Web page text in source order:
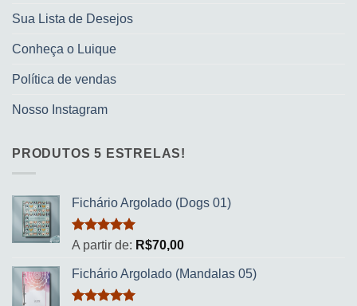
Sua Lista de Desejos
Conheça o Luique
Política de vendas
Nosso Instagram
PRODUTOS 5 ESTRELAS!
Fichário Argolado (Dogs 01)
Avaliação
5.00
A partir de: R$70,00
Fichário Argolado (Mandalas 05)